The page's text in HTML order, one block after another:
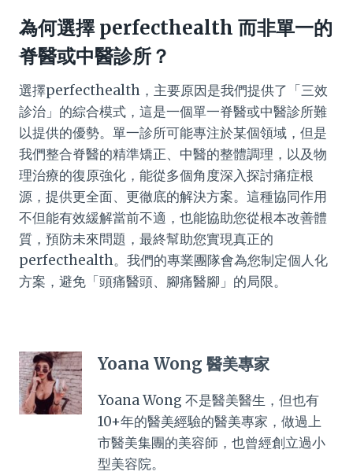
為何選擇 perfecthealth 而非單一的
脊醫或中醫診所？
選擇perfecthealth，主要原因是我們提供了「三效
診治」的綜合模式，這是一個單一脊醫或中醫診所難
以提供的優勢。單一診所可能專注於某個領域，但是
我們整合脊醫的精準矯正、中醫的整體調理，以及物
理治療的復原強化，能從多個角度深入探討痛症根
源，提供更全面、更徹底的解決方案。這種協同作用
不但能有效緩解當前不適，也能協助您從根本改善體
質，預防未來問題，最終幫助您實現真正的
perfecthealth。我們的專業團隊會為您制定個人化
方案，避免「頭痛醫頭、腳痛醫腳」的局限。
Yoana Wong 醫美專家
Yoana Wong 不是醫美醫生，但也有
10+年的醫美經驗的醫美專家，做過上
市醫美集團的美容師，也曾經創立過小
型美容院。